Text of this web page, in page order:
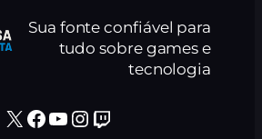
Sua fonte confiável para
tudo sobre games e
tecnologia
X Facebook Youtube Instagram Twitch